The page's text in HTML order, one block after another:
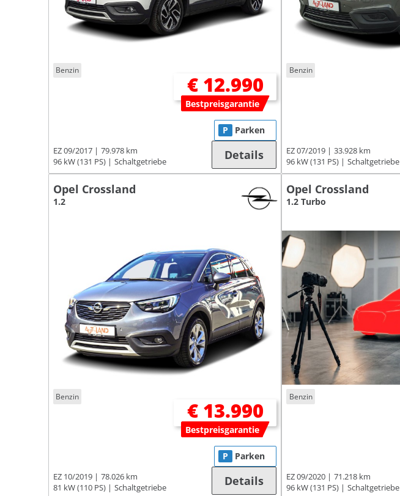
Benzin
€ 12.990
Bestpreisgarantie
EZ 09/2017
79.978 km
96 kW (131 PS)
Schaltgetriebe
P Parken
Details
Benzin
EZ 07/2019
33.928 km
96 kW (131 PS)
Schaltgetriebe
Opel Crossland
1.2
Benzin
€ 13.990
Bestpreisgarantie
EZ 10/2019
78.026 km
81 kW (110 PS)
Schaltgetriebe
P Parken
Details
Opel Crossland
1.2 Turbo
Benzin
EZ 09/2020
71.218 km
96 kW (131 PS)
Schaltgetriebe